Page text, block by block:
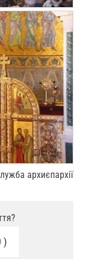
архиєпархії